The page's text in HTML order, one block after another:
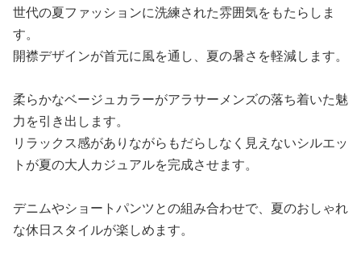
世代の夏ファッションに洗練された雰囲気をもたらしま
す。
開襟デザインが首元に風を通し、夏の暑さを軽減します。
柔らかなベージュカラーがアラサーメンズの落ち着いた魅
力を引き出します。
リラックス感がありながらもだらしなく見えないシルエッ
トが夏の大人カジュアルを完成させます。
デニムやショートパンツとの組み合わせで、夏のおしゃれ
な休日スタイルが楽しめます。